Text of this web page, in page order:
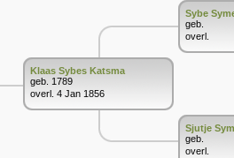
Klaas Sybes Katsma
geb. 1789
overl. 4 Jan 1856
Sybe
geb.
overl.
Sjutje
geb.
overl.